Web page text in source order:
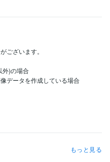
ございます。
外)の場合
データを作成している場合
である場合
もっと見る